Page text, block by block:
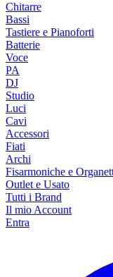
Chitarre
Bassi
Tastiere e Pianoforti
Batterie
Voce
PA
DJ
Studio
Luci
Cavi
Accessori
Fiati
Archi
Fisarmoniche e
Outlet e Usato
Tutti i Brand
Il mio Account
Entra